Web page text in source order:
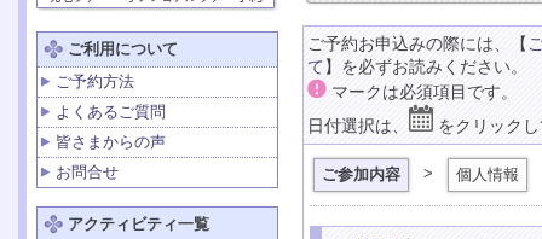
ご利用について
ご予約方法
よくあるご質問
皆さまからの声
お問合せ
アクティビティ一覧
ご予約お申込みの際には、【
て】を必ずお読みください。
マークは必須項目です。
日付選択は、
をクリック
ご参加内容 > 個人情報